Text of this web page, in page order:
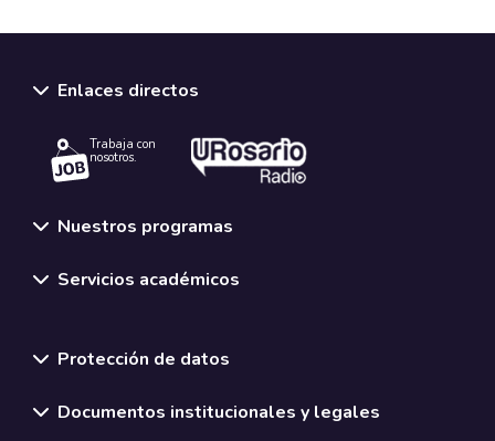
Enlaces directos
Trabaja con
nosotros.
Nuestros programas
Servicios académicos
Protección de datos
Documentos institucionales y legales